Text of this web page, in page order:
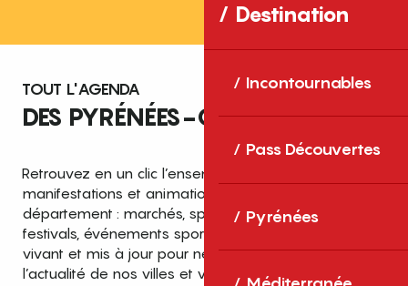
Destination
Incontournables
Pass Découvertes
Pyrénées
TOUT L'AGENDA
DES PYRÉNÉES-ORIENTALES
Retrouvez en un clic l’ensemble des fêtes,
manifestations et animations recensées dans le
département : marchés, spectacles, expositions,
festivals, événements sportifs et culturels… un agenda
vivant et mis à jour pour ne rien manquer de
l’actualité de nos villes et villages.